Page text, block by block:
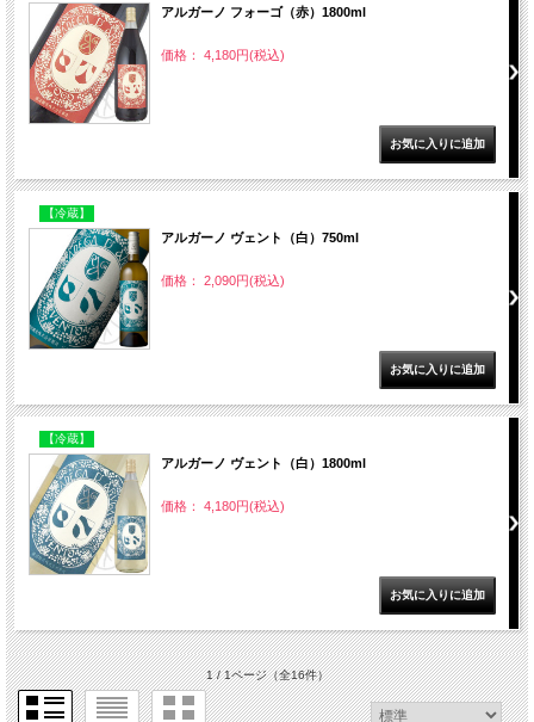
アルガーノ フォーゴ（赤）1800ml
価格： 4,180円(税込)
【冷蔵】
アルガーノ ヴェント（白）750ml
価格： 2,090円(税込)
【冷蔵】
アルガーノ ヴェント（白）1800ml
価格： 4,180円(税込)
1 / 1ページ（全16件）